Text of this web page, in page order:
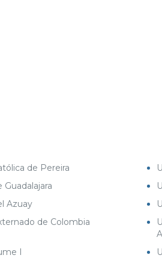
de Pereira
Guadalajara
Azuay
de Colombia
I